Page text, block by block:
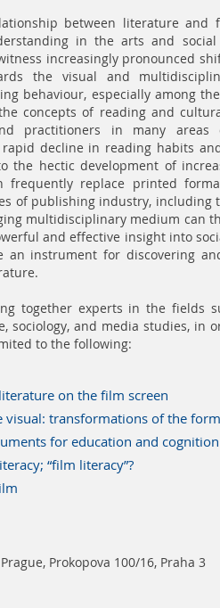
between literature and
in the arts and social
increasingly pronounced
the visual and
behaviour, especially among
concepts of reading and
practitioners in many
decline in reading habits
the hectic development of
frequently replace printed
of publishing industry, including
multidisciplinary medium can
and effective insight into
an instrument for discovering
together experts in the fields
sociology, and media studies, in
to the following:
on the film screen
transformations of the
for education and cognition
“film literacy”?
Prokopova 100/16, Praha 3